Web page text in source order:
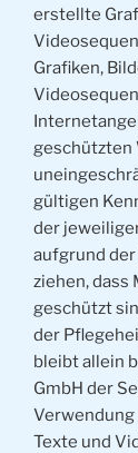
erstellte
Grafiken,
geschützten
gültigen
der
aufgrund
ziehen, dass
geschützt
der
bleibt allein
GmbH der
Verwendung
Texte und